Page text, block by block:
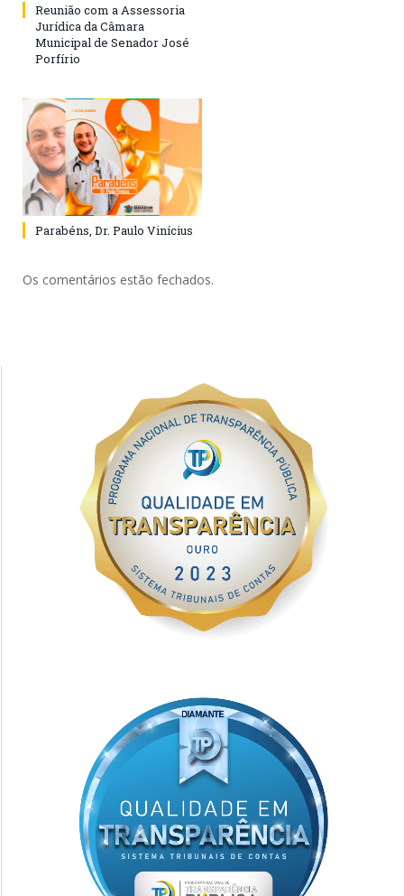
Reunião com a Assessoria
Jurídica da Câmara
Municipal de Senador José
Porfírio
Parabéns, Dr. Paulo Vinícius
Os comentários estão fechados.